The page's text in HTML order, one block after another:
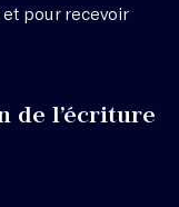
pour recevoir
de l’écriture